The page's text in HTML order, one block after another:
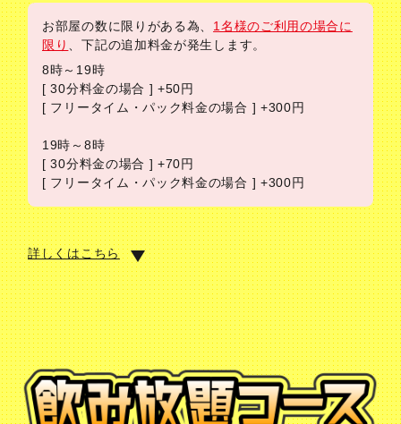
お部屋の数に限りがある為、 1名様のご利用の場合に
限り 、下記の追加料金が発生します。
8時～19時
[ 30分料金の場合 ] +50円
[ フリータイム・パック料金の場合 ] +300円
19時～8時
[ 30分料金の場合 ] +70円
[ フリータイム・パック料金の場合 ] +300円
詳しくはこちら
朝フリータイム
5時～10時
最終受付 7時
ドリンク飲み放題